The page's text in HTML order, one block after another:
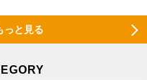
っと見る